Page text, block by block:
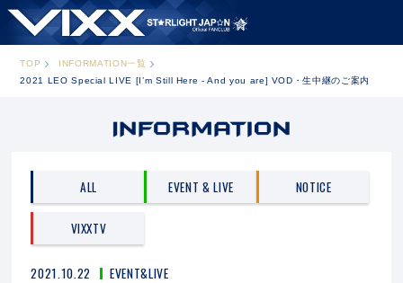
TOP
INFORMATION一覧
2021 LEO Special LIVE [I’m Still Here - And you are] VOD・生中継のご案内
ALL EVENT & LIVE NOTICE
VIXXTV
2021.10.22 EVENT&LIVE